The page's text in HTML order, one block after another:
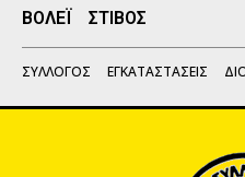
ΒΟΛΕΪ
ΣΤΙΒΟΣ
ΣΥΛΛΟΓΟΣ ΕΓΚΑΤΑΣΤΑΣΕΙΣ